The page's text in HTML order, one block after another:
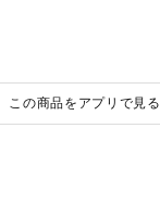
この商品をアプリで見る